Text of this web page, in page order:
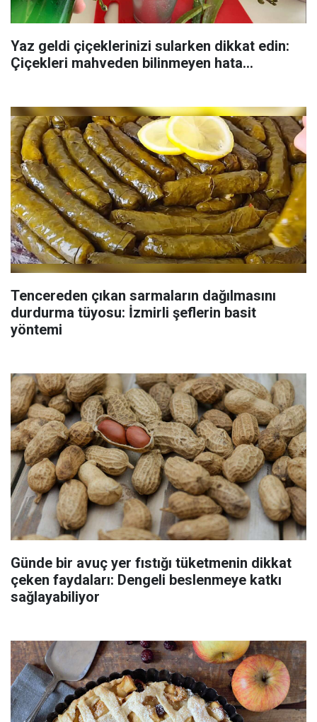
Yaz geldi çiçeklerinizi sularken dikkat edin:
Çiçekleri mahveden bilinmeyen hata...
Tencereden çıkan sarmaların dağılmasını
durdurma tüyosu: İzmirli şeflerin basit
yöntemi
Günde bir avuç yer fıstığı tüketmenin dikkat
çeken faydaları: Dengeli beslenmeye katkı
sağlayabiliyor